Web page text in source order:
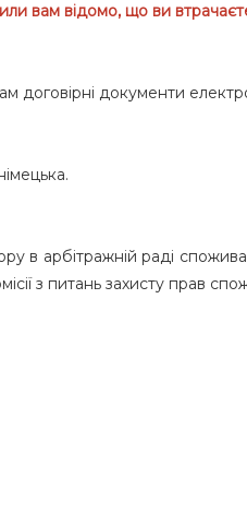
вам відомо, що ви
договірні документи
в арбітражній раді
з питань захисту прав